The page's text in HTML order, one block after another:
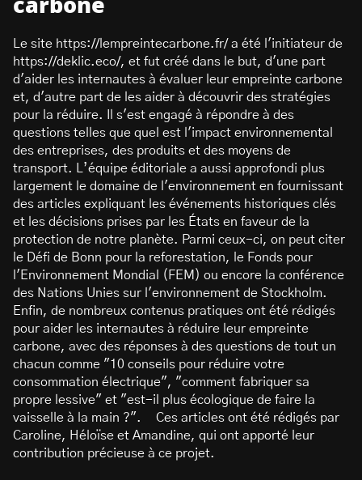
carbone
Le site https://lempreintecarbone.fr/ a été l'initiateur de
https://deklic.eco/, et fut créé dans le but, d'une part
d'aider les internautes à évaluer leur empreinte carbone
et, d'autre part de les aider à découvrir des stratégies
pour la réduire. Il s'est engagé à répondre à des
questions telles que quel est l'impact environnemental
des entreprises, des produits et des moyens de
transport. L’équipe éditoriale a aussi approfondi plus
largement le domaine de l'environnement en fournissant
des articles expliquant les événements historiques clés
et les décisions prises par les États en faveur de la
protection de notre planète. Parmi ceux-ci, on peut citer
le Défi de Bonn pour la reforestation, le Fonds pour
l'Environnement Mondial (FEM) ou encore la conférence
des Nations Unies sur l'environnement de Stockholm.
Enfin, de nombreux contenus pratiques ont été rédigés
pour aider les internautes à réduire leur empreinte
carbone, avec des réponses à des questions de tout un
chacun comme "10 conseils pour réduire votre
consommation électrique", "comment fabriquer sa
propre lessive" et "est-il plus écologique de faire la
vaisselle à la main ?". Ces articles ont été rédigés par
Caroline, Héloïse et Amandine, qui ont apporté leur
contribution précieuse à ce projet.